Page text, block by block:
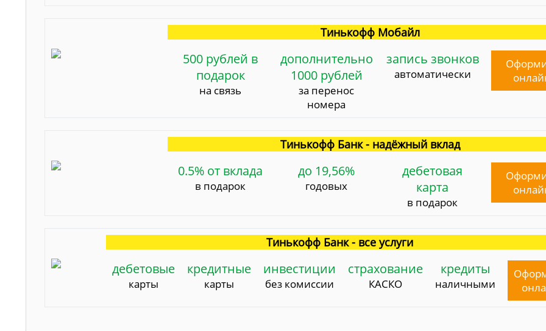
Тинькофф Мобайл
500 рублей в
подарок
на связь
дополнительно
1000 рублей
за перенос
номера
запись звонков
автоматически
Тинькофф Банк - надёжный вклад
0.5% от вклада
в подарок
до 19,56%
годовых
дебетовая
карта
в подарок
Тинькофф Банк - все услуги
дебетовые
карты
кредитные
карты
инвестиции
без комиссии
страхование
КАСКО
кредиты
наличными